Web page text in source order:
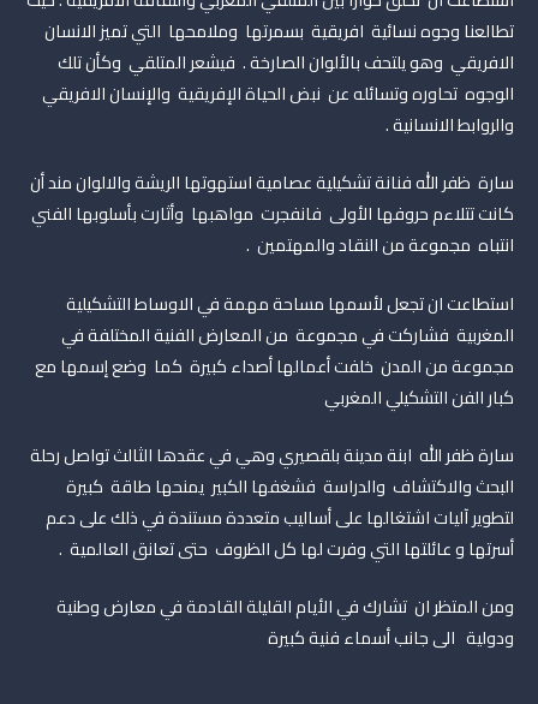
تطالعنا وجوه نسائية افريقية بسمرتها وملامحها التي تميز الانسان
الافريقي وهو يلتحف بالألوان الصارخة . فيشعر المتلقي وكأن تلك
الوجوه تحاوره وتسائله عن نبض الحياة الإفريقية والإنسان الافريقي
والروابط الانسانية .
سارة ظفر الله فنانة تشكيلية عصامية استهوتها الريشة والالوان مند أن
كانت تتلاءم حروفها الأولى فانفجرت مواهبها وأثارت بأسلوبها الفني
انتباه مجموعة من النقاد والمهتمين .
استطاعت ان تجعل لأسمها مساحة مهمة في الاوساط التشكيلية
المغربية فشاركت في مجموعة من المعارض الفنية المختلفة في
مجموعة من المدن خلفت أعمالها أصداء كبيرة كما وضع إسمها مع
كبار الفن التشكيلي المغربي
سارة ظفر الله ابنة مدينة بلقصيري وهي في عقدها الثالث تواصل رحلة
البحث والاكتشاف والدراسة فشغفها الكبير يمنحها طاقة كبيرة
لتطوير آليات اشتغالها على أساليب متعددة مستندة في ذلك على دعم
أسرتها و عائلتها التي وفرت لها كل الظروف حتى تعانق العالمية .
ومن المتظر ان تشارك في الأيام القليلة القادمة في معارض وطنية
ودولية الى جانب أسماء فنية كبيرة